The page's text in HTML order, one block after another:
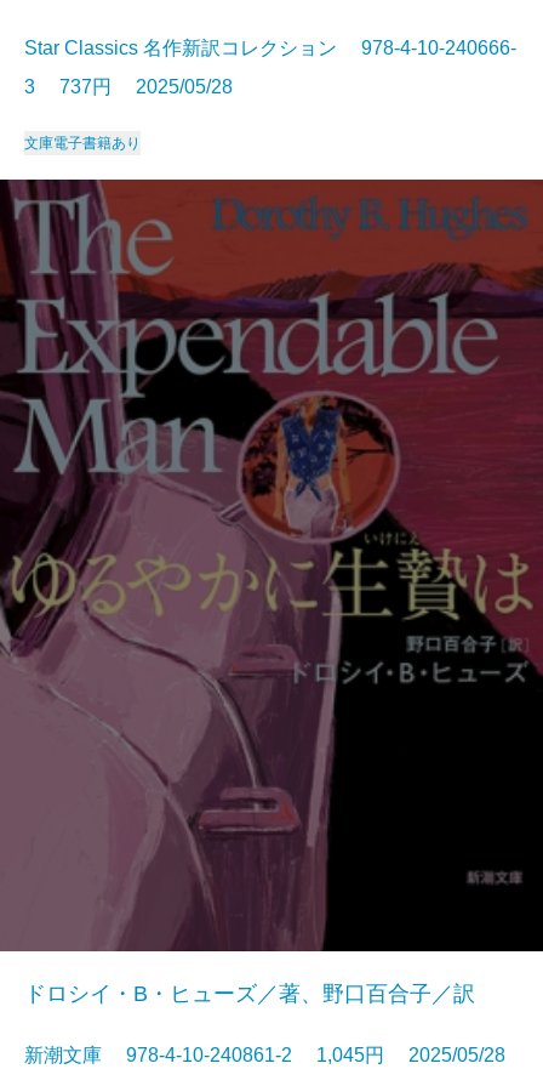
Star Classics 名作新訳コレクション 978-4-10-240666-
3 737円 2025/05/28
文庫電子書籍あり
ドロシイ・B・ヒューズ／著、野口百合子／訳
新潮文庫 978-4-10-240861-2 1,045円 2025/05/28